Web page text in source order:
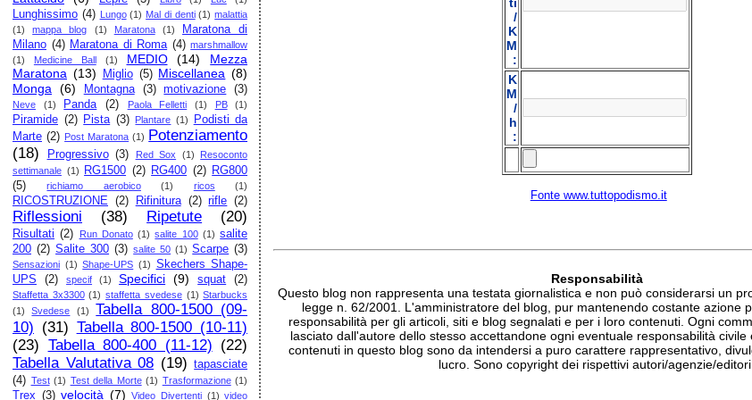
Lunghissimo (4) Lungo (1) Mal di denti (1) malattia
(1)
mappa blog (1) Maratona (1)
Maratona di
Milano (4) Maratona di Roma (4) marshmallow
(1)
Medicine Ball (1) MEDIO (14)
Mezza
Maratona (13) Miglio (5) Miscellanea (8)
Monga
(6) Montagna (3) motivazione (3)
Neve (1) Panda (2) Paola Felletti (1) PB (1)
Piramide (2) Pista (3) Plantare (1)
Podisti da
Marte (2) Post Maratona (1) Potenziamento
(18)
Progressivo (3) Red Sox (1)
Resoconto
settimanale (1) RG1500 (2) RG400 (2) RG800
(5)
richiamo aerobico (1) ricos (1)
RICOSTRUZIONE (2) Rifinitura (2) rifle (2)
Riflessioni (38) Ripetute (20)
Risultati (2) Run Donato (1) salite 100 (1) salite
200 (2) Salite 300 (3) salite 50 (1) Scarpe (3)
Sensazioni (1) Shape-UPS (1) Skechers Shape-
UPS
(2) specif (1) Specifici (9) squat (2)
Staffetta 3x3300 (1) staffetta svedese (1) Starbucks
(1)
Svedese (1)
Tabella 800-1500 (09-
10) (31) Tabella 800-1500 (10-11)
(23) Tabella 800-400 (11-12) (22)
Tabella Valutativa 08 (19) tapasciate
(4) Test (1) Test della Morte (1) Trasformazione (1)
Trex (3) velocità (7) Video Divertenti (1) video
ti
/
K
M
:
K
M
/
h
:
Fonte www.tuttopodismo.it
Responsabilità
Questo blog non rappresenta una testata giornalistica e non può considerarsi un
legge n. 62/2001. L'amministratore del blog, pur mantenendo costante azione
responsabilità per gli articoli, siti e blog segnalati e per i loro contenuti. Ogni
lasciato dall'autore dello stesso accettandone ogni eventuale responsabilità
contenuti in questo blog sono da intendersi a puro carattere rappresentativo,
lucro. Sono copyright dei rispettivi autori/agenzie/